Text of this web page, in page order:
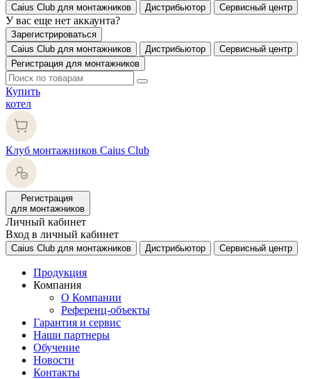
Caius Club для монтажников Дистрибьютор Сервисный центр
У вас еще нет аккаунта?
Зарегистрироваться
Caius Club для монтажников
Дистрибьютор
Сервисный центр
Регистрация для монтажников
Купить
котел
Клуб монтажников Caius Club
Регистрация
для монтажников
Личный кабинет
Вход в личный кабинет
Caius Club для монтажников Дистрибьютор Сервисный центр
Продукция
Компания
О Компании
Референц-объекты
Гарантия и сервис
Наши партнеры
Обучение
Новости
Контакты